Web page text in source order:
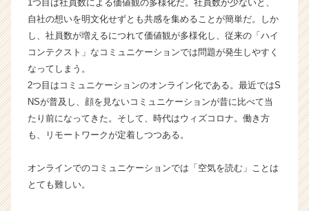
が
届
く
就
サ
ト
チ
ア
ャ
1つ目は社員数による価値観の多様化だ。社員数が少ないと、
自社の想いを明文化せずとも共感を集めることが簡単だ。しか
し、社員数が増えるにつれて価値観が多様化し、従来の「ハイ
コンテクスト」なコミュニケーションでは問題が発生しやすく
なってしまう。
2つ目はコミュニケーションのオンライン化である。最近ではS
NSが普及し、顔を見ないコミュニケーションが昔に比べて当
たり前になってきた。そして、時代はウィズコロナ。働き方
も、リモートワークが定着しつつある。
オンラインでのコミュニケーションでは「空気を読む」ことは
とても難しい。